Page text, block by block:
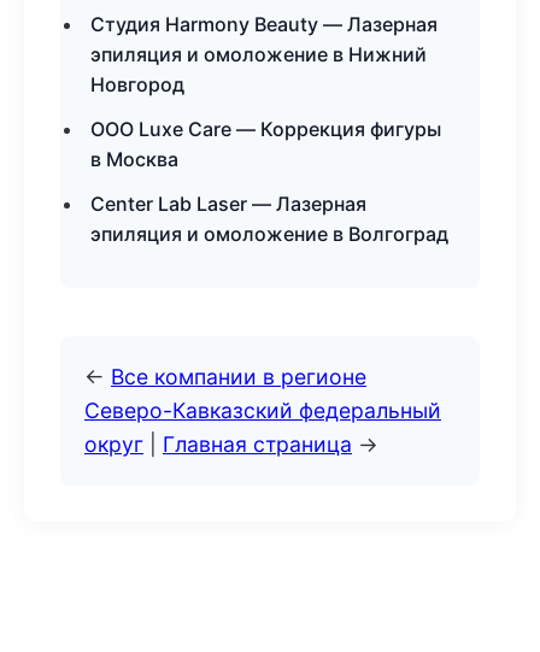
Студия Harmony Beauty — Лазерная
эпиляция и омоложение в Нижний
Новгород
ООО Luxe Care — Коррекция фигуры
в Москва
Center Lab Laser — Лазерная
эпиляция и омоложение в Волгоград
← Все компании в регионе
Северо-Кавказский федеральный
округ
Главная страница →